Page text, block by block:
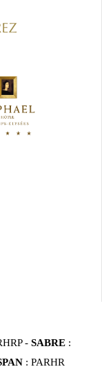
- SABRE :
: PARHR